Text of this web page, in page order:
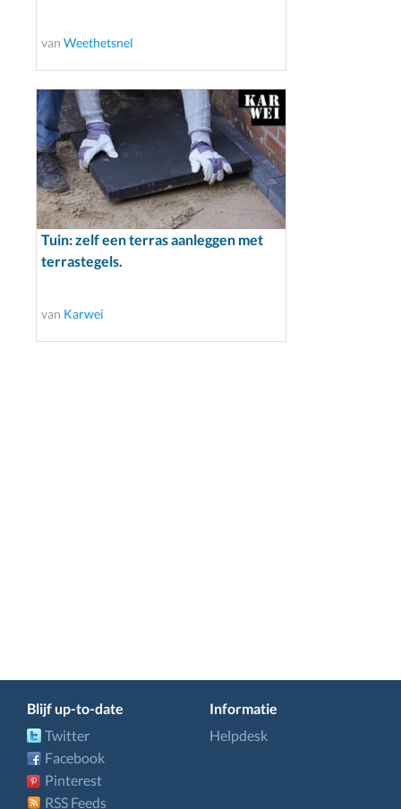
van Weethetsnel
Tuin: zelf een terras aanleggen met
terrastegels.
van Karwei
Blijf up-to-date
Twitter
Facebook
Pinterest
RSS Feeds
Informatie
Helpdesk